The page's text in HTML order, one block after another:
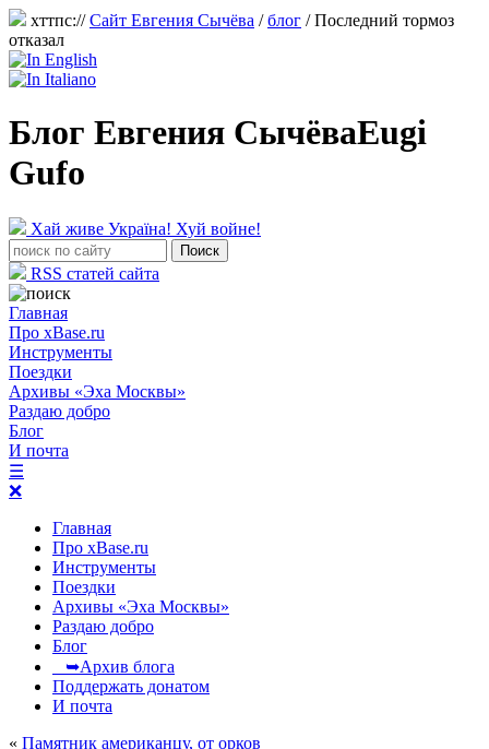
хттпс://Сайт Евгения Сычёва /блог /Последний тормоз
отказал
Блог Евгения СычёваEugi
Gufo
Хай живе Україна! Хуй войне!
RSS статей сайта
Главная
Про xBase.ru
Инструменты
Поездки
Архивы «Эха Москвы»
Раздаю добро
Блог
И почта
☰
❌
Главная
Про xBase.ru
Инструменты
Поездки
Архивы «Эха Москвы»
Раздаю добро
Блог
➥Архив блога
Поддержать донатом
И почта
« Памятник американцу, от орков